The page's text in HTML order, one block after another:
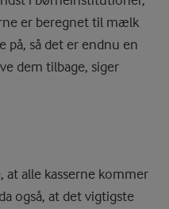
er beregnet til mælk
på, så det er endnu en
dem tilbage, siger
at alle kasserne kommer
også, at det vigtigste